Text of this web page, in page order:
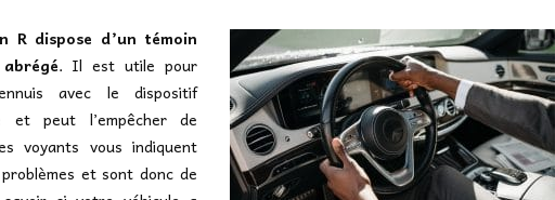
R dispose d’un témoin
. Il est utile pour
avec le dispositif
et peut l’empêcher de
voyants vous indiquent
et sont donc de